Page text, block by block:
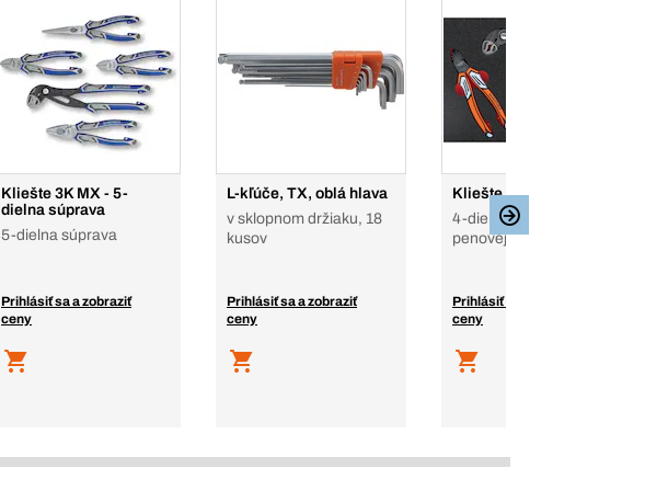
Kliešte 3K MX - 5-
dielna súprava
5-dielna súprava
Prihlásiť sa a zobraziť
ceny
L-kľúče, TX, oblá hlava
v sklopnom držiaku, 18
kusov
Prihlásiť sa a zobraziť
ceny
Kliešte 3K
4-dielna súprava v
penovej vložke
Prihlásiť sa a zobraziť
ceny